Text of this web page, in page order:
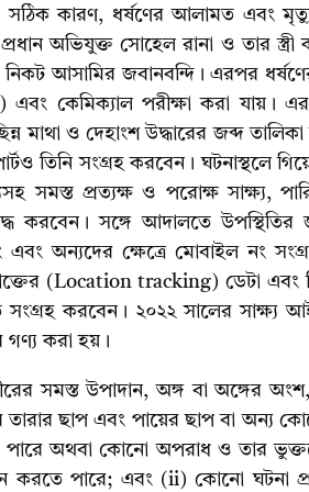
কারণ, ধর্ষণের আলামত এবং
অভিযুক্ত সোহেল রানা ও তার
নিকট আসামির জবানবন্দি। এরপর
কেমিক্যাল পরীক্ষা করা যায়।
মাথা ও দেহাংশ উদ্ধারের জব্দ
তিনি সংগ্রহ করবেন। ঘটনাস্থলে
সমস্ত প্রত্যক্ষ ও পরোক্ষ সাক্ষ্য,
করবেন। সঙ্গে আদালতে
এবং অন্যদের ক্ষেত্রে মোবাইল নং
(Location tracking) ডেটা এবং
সংগ্রহ করবেন। ২০২২ সালের সাক্ষ্য
গণ্য করা হয়।
সমস্ত উপাদান, অঙ্গ বা অঙ্গের
ছাপ এবং পায়ের ছাপ বা অন্য
পারে অথবা কোনো অপরাধ ও তার
করতে পারে; এবং (ii) কোনো ঘটনা